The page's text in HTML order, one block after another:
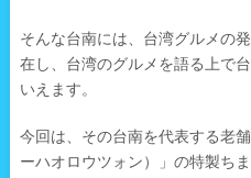
そんな台南には、台湾グルメの
在し、台湾のグルメを語る上で
いえます。
今回は、その台南を代表する老
ーハオロウツォン）」の特製ちま